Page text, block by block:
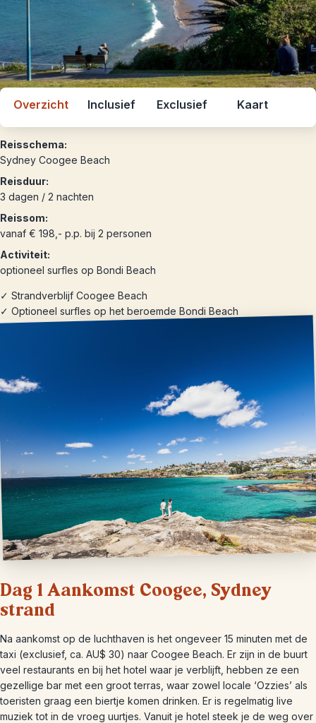
Overzicht Inclusief Exclusief Kaart
Reisschema:
Sydney Coogee Beach
Reisduur:
3 dagen / 2 nachten
Reissom:
vanaf € 198,- p.p. bij 2 personen
Activiteit:
optioneel surfles op Bondi Beach
✓ Strandverblijf Coogee Beach
✓ Optioneel surfles op het beroemde Bondi Beach
Dag 1 Aankomst Coogee, Sydney
strand
Na aankomst op de luchthaven is het ongeveer 15 minuten met de
taxi (exclusief, ca. AU$ 30) naar Coogee Beach. Er zijn in de buurt
veel restaurants en bij het hotel waar je verblijft, hebben ze een
gezellige bar met een groot terras, waar zowel locale ‘Ozzies’ als
toeristen graag een biertje komen drinken. Er is regelmatig live
muziek tot in de vroeg uurtjes. Vanuit je hotel steek je de weg over